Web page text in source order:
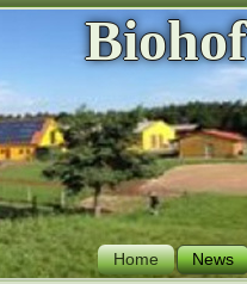
Home News